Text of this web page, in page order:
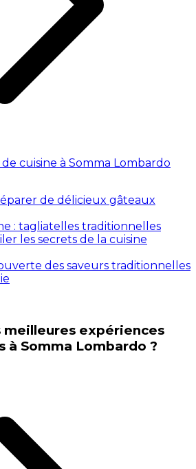
cuisine à Somma Lombardo
de délicieux gâteaux
: tagliatelles traditionnelles
les secrets de la cuisine
des saveurs traditionnelles
meilleures expériences
à Somma Lombardo ?